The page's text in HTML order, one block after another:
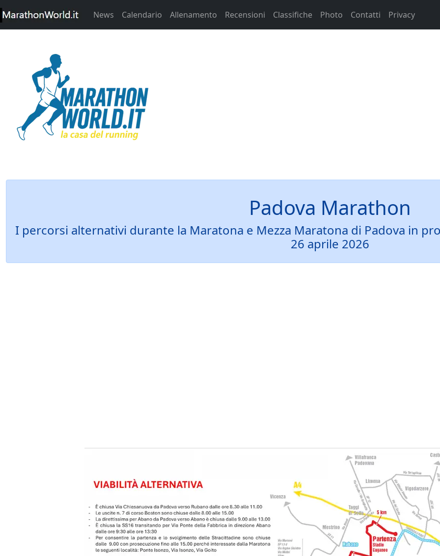
News Calendario Allenamento Recensioni Classifiche Photo Contatti Privacy
Padova Marathon
I percorsi alternativi durante la Maratona e Mezza Maratona di Padova in
26 aprile 2026